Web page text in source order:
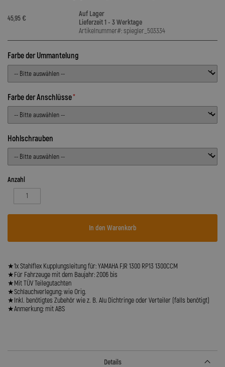
45,95 €
Auf Lager
Lieferzeit 1 - 3 Werktage
Artikelnummer#: spiegler_503334
Farbe der Ummantelung
Farbe der Anschlüsse
Hohlschrauben
Anzahl
In den Warenkorb
★1x Stahlflex Kupplungsleitung für: YAMAHA FJR 1300 RP13 1300CCM
★Für Fahrzeuge mit dem Baujahr: 2006 bis
★Mit TÜV Teilegutachten
★Schlauchverlegung: wie Orig.
★Inkl. benötigtes Zubehör wie z. B. Alu Dichtringe oder Verteiler (falls benötigt)
★Anmerkung: mit ABS
Details